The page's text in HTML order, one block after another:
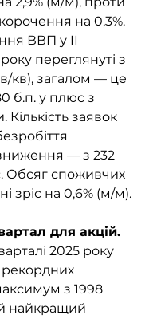
на 0,3%.
ВВП у II
переглянуті з
кв), загалом — це
б.п. у плюс з
Кількість заявок
— з 232
Обсяг споживчих
зріс на 0,6% (м/м).
для акцій.
2025 року
рекордних
з 1998
найкращий